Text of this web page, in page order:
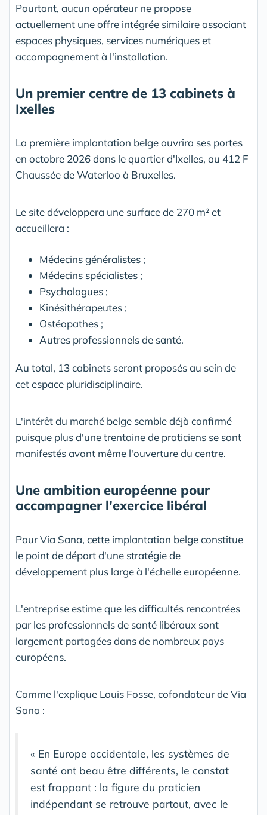
Pourtant, aucun opérateur ne propose
actuellement une offre intégrée similaire associant
espaces physiques, services numériques et
accompagnement à l'installation.
Un premier centre de 13 cabinets à
Ixelles
La première implantation belge ouvrira ses portes
en octobre 2026 dans le quartier d'Ixelles, au 412 F
Chaussée de Waterloo à Bruxelles.
Le site développera une surface de 270 m² et
accueillera :
Médecins généralistes ;
Médecins spécialistes ;
Psychologues ;
Kinésithérapeutes ;
Ostéopathes ;
Autres professionnels de santé.
Au total, 13 cabinets seront proposés au sein de
cet espace pluridisciplinaire.
L'intérêt du marché belge semble déjà confirmé
puisque plus d'une trentaine de praticiens se sont
manifestés avant même l'ouverture du centre.
Une ambition européenne pour
accompagner l'exercice libéral
Pour Via Sana, cette implantation belge constitue
le point de départ d'une stratégie de
développement plus large à l'échelle européenne.
L'entreprise estime que les difficultés rencontrées
par les professionnels de santé libéraux sont
largement partagées dans de nombreux pays
européens.
Comme l'explique Louis Fosse, cofondateur de Via
Sana :
« En Europe occidentale, les systèmes de
santé ont beau être différents, le constat
est frappant : la figure du praticien
indépendant se retrouve partout, avec le